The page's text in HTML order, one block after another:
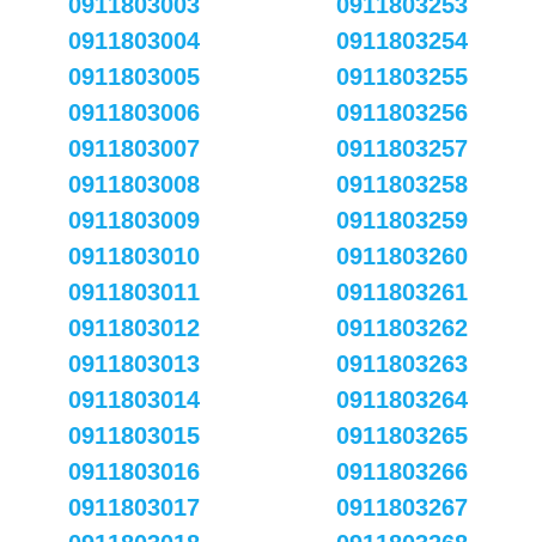
0911803004
0911803005
0911803006
0911803007
0911803008
0911803009
0911803010
0911803011
0911803012
0911803013
0911803014
0911803015
0911803016
0911803017
0911803254
0911803255
0911803256
0911803257
0911803258
0911803259
0911803260
0911803261
0911803262
0911803263
0911803264
0911803265
0911803266
0911803267